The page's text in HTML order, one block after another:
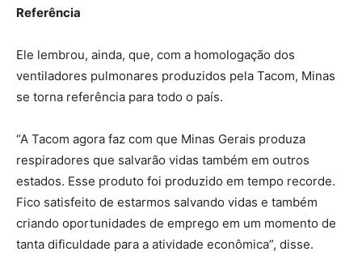
Referência
Ele lembrou, ainda, que, com a homologação dos
ventiladores pulmonares produzidos pela Tacom, Minas
se torna referência para todo o país.
“A Tacom agora faz com que Minas Gerais produza
respiradores que salvarão vidas também em outros
estados. Esse produto foi produzido em tempo recorde.
Fico satisfeito de estarmos salvando vidas e também
criando oportunidades de emprego em um momento de
tanta dificuldade para a atividade econômica”, disse.